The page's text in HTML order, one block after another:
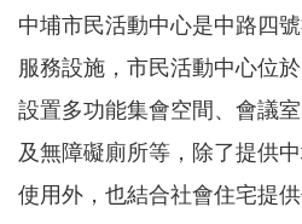
區
介
紹
中埔市民活動中心是中路四
服務設施，市民活動中心位
設置多功能集會空間、會議
及無障礙廁所等，除了提供
使用外，也結合社會住宅提